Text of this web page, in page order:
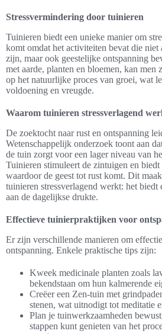
Stressvermindering door tuinieren
Tuinieren biedt een unieke manier om
komt omdat het activiteiten bevat die niet
zijn, maar ook geestelijke ontspanning
met aarde, planten en bloemen, kan men
op het natuurlijke proces van groei, wat
voldoening en vreugde.
Waarom tuinieren stressverlagend
De zoektocht naar rust en ontspanning
Wetenschappelijk onderzoek toont aan
de tuin zorgt voor een lager niveau van
Tuinieren stimuleert de zintuigen en
waardoor de geest tot rust komt. Dit
tuinieren stressverlagend werkt: het biedt
aan de dagelijkse drukte.
Effectieve tuinierpraktijken voor
Er zijn verschillende manieren om
ontspanning. Enkele praktische tips zijn:
Kweek medicinale planten zoals
bekendstaan om hun kalmerende
Creëer een Zen-tuin met
stenen, wat uitnodigt tot meditatie
Plan je tuinwerkzaamheden
stappen kunt genieten van het